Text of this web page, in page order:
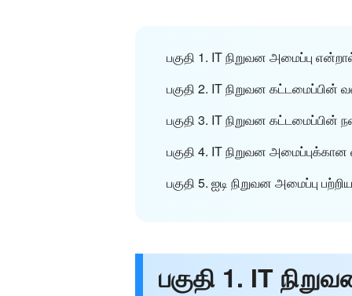
பகுதி 1. IT நிறுவன அமைப்பு
பகுதி 2. IT நிறுவன
பகுதி 3. IT நிறுவன
பகுதி 4. IT நிறுவன
பகுதி 5. ஐடி நிறுவன அமைப்பு
பகுதி 1. IT